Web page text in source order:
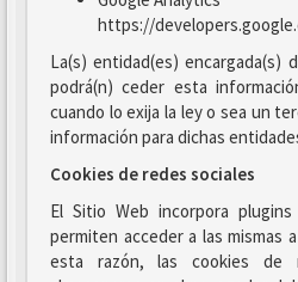
https://
La(s) entidad(es) encargada(s)
podrá(n) ceder esta
cuando lo exija la ley o sea un
información para dichas
Cookies de redes sociales
El Sitio Web incorpora
permiten acceder a las mismas
esta razón, las cookies de